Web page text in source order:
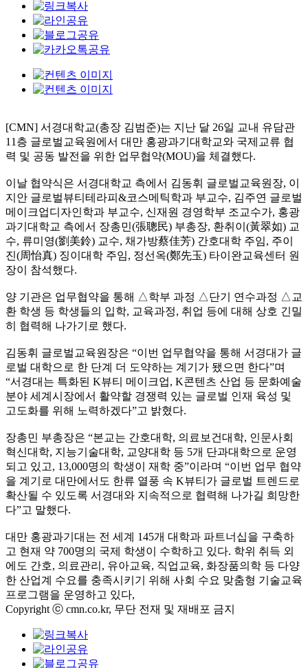
[CMN] 서경대학교(총장 김범준)는 지난 달 26일 교내 유담관
11층 글로벌교육원에서 대만 홍광과기대학교와 국제교류 협
력 및 공동 발전을 위한 업무협약(MOU)을 체결했다.
이날 협약식은 서경대학교 측에서 김동휘 글로벌교육원장, 이
지안 글로벌뷰티테라피&코스메틱학과 부교수, 김주연 글로벌
메이크업디자인학과 부교수, 신재원 경영학부 조교수가, 홍광
과기대학교 측에서 장총민(張聰民) 부총장, 환취이(黃翠如) 교
수, 류미영(劉美鈴) 교수, 채가방蔡佳芳) 간호대학 주임, 주이
진(周怡真) 징이대학 주임, 정선옥(鄭先玉) 타이완교육센터 원
장이 참석했다.
양 기관은 업무협약을 통해 △학부 과정 △단기 연수과정 △교
환 학생 등 학생들의 입학, 교육과정, 취업 등에 대해 상호 긴밀
히 협력해 나가기로 했다.
김동휘 글로벌교육원장은 “이번 업무협약을 통해 서경대가 글
로벌 대학으로 한 단계 더 도약하는 계기가 됐으면 한다”며
“서경대는 특화된 K뷰티 메이크업, K콘텐츠 산업 등 문화예술
분야 세계시장에서 활약할 경쟁력 있는 글로벌 인재 육성 및
고도화를 위해 노력하겠다”고 밝혔다.
장총민 부총장은 “본교는 간호대학, 의료보건대학, 인문사회
혁신대학, 지능기술대학, 교양대학 등 5개 단과대학으로 운영
되고 있고, 13,000명의 학생이 재학 중”이라며 “이번 업무 협약
을 계기로 대만에서도 한류 열풍 속 K뷰티가 글로벌 트렌드로
확산될 수 있도록 서경대와 지속적으로 협력해 나가길 희망한
다”고 말했다.
대만 홍광과기대는 전 세계 145개 대학과 파트너십을 구축하
고 현재 약 700명의 국제 학생이 수학하고 있다. 학위 취득 외
에도 간호, 의료관리, 유아교육, 직업교육, 화장품의학 등 다양
한 산업계 수요를 충족시키기 위해 사회 수요 맞춤형 기술교육
프로그램을 운영하고 있다,
Copyright ⓒ cmn.co.kr, 무단 전재 및 재배포 금지